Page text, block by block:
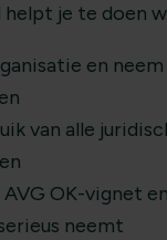
je te doen
en
van alle
AVG OK-vignet
neemt